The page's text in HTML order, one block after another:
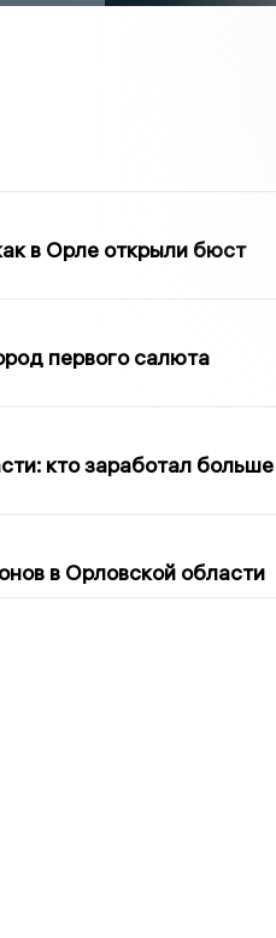
в Орле открыли бюст
первого салюта
кто заработал больше
в Орловской области